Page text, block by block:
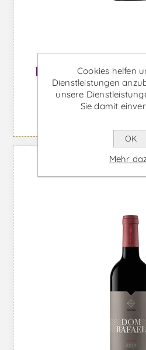
Michel Lynch
Ab €15,83
Cookies helfen
Dienstleistungen
unsere
Sie damit
OK
Mehr